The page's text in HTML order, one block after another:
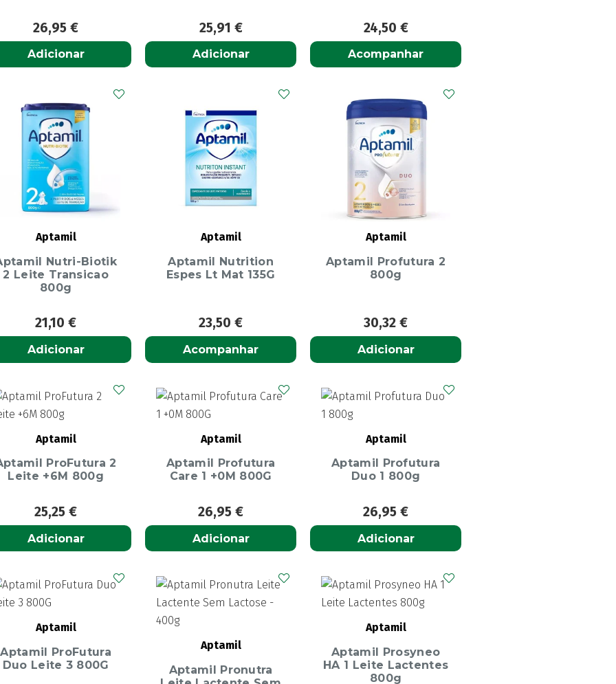
26,95€
Adicionar
25,91 €
Adicionar
24,50 €
Acompanhar
Aptamil
Nutri-Biotik
2 Leite Transicao
800g
21,10€
Adicionar
Aptamil
Aptamil Nutrition
Espes Lt Mat 135G
23,50€
Acompanhar
Aptamil
Aptamil Profutura 2
800g
30,32€
Adicionar
Aptamil
ProFutura 2
Leite +6M 800g
25,25€
Adicionar
Aptamil
Aptamil Profutura
Care 1 +0M 800G
26,95€
Adicionar
Aptamil
Aptamil Profutura
Duo 1 800g
26,95€
Adicionar
Aptamil
Aptamil ProFutura
Duo Leite 3 800G
Aptamil
Aptamil Pronutra
Aptamil
Aptamil Prosyneo
HA 1 Leite Lactentes
800g